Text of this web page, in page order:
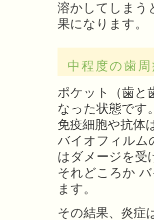
溶かしてしまう
果になります。
中程度の歯
ポケット（歯と
なった状態です
免疫細胞や抗体
バイオフィルム
はダメージを受
それどころか
ます。
その結果、炎症